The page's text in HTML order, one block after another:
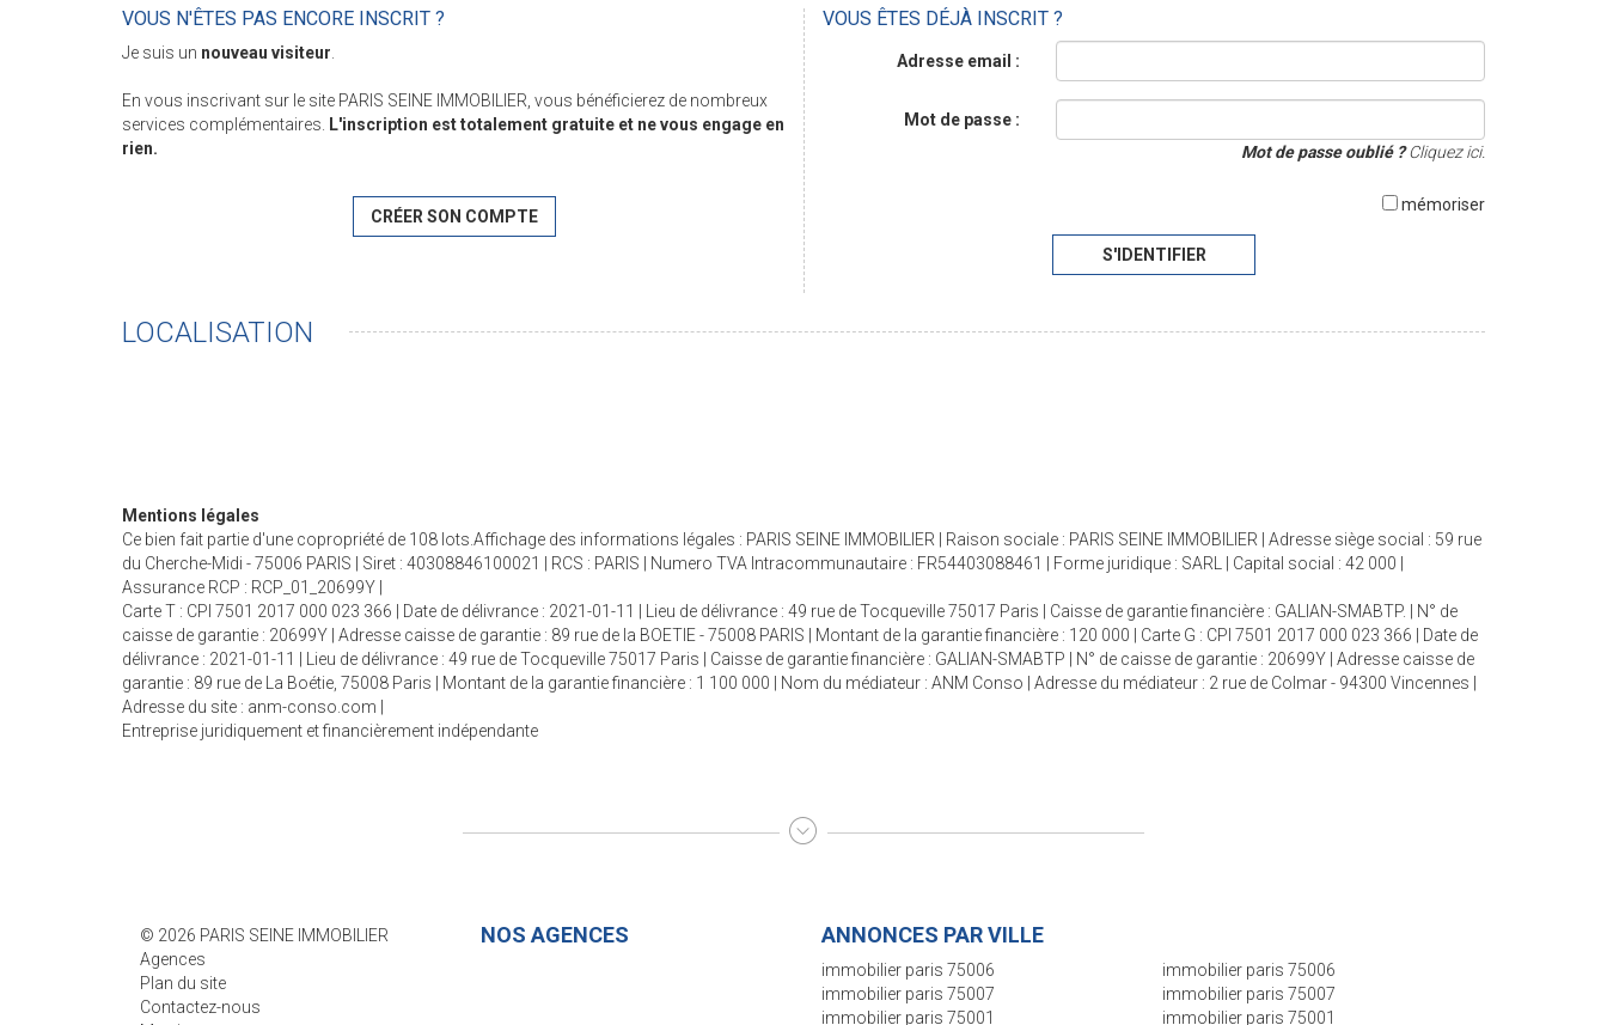
VOUS N'ÊTES PAS ENCORE INSCRIT ?
Je suis un nouveau visiteur.
En vous inscrivant sur le site PARIS SEINE IMMOBILIER, vous bénéficierez de nombreux
services complémentaires. L'inscription est totalement gratuite et ne vous engage en
rien.
CRÉER SON COMPTE
VOUS ÊTES DÉJÀ INSCRIT ?
Adresse email :
Mot de passe :
Mot de passe oublié ?Cliquez ici.
mémoriser
S'IDENTIFIER
LOCALISATION
Mentions légales
Ce bien fait partie d'une copropriété de 108 lots.Affichage des informations légales : PARIS SEINE IMMOBILIER | Raison sociale : PARIS SEINE IMMOBILIER | Adresse siège social : 59 rue
du Cherche-Midi - 75006 PARIS | Siret : 40308846100021 | RCS : PARIS | Numero TVA Intracommunautaire : FR54403088461 | Forme juridique : SARL | Capital social : 42 000 |
Assurance RCP : RCP_01_20699Y |
Carte T : CPI 7501 2017 000 023 366 | Date de délivrance : 2021-01-11 | Lieu de délivrance : 49 rue de Tocqueville 75017 Paris | Caisse de garantie financière : GALIAN-SMABTP. | N° de
caisse de garantie : 20699Y | Adresse caisse de garantie : 89 rue de la BOETIE - 75008 PARIS | Montant de la garantie financière : 120 000 | Carte G : CPI 7501 2017 000 023 366 | Date de
délivrance : 2021-01-11 | Lieu de délivrance : 49 rue de Tocqueville 75017 Paris | Caisse de garantie financière : GALIAN-SMABTP | N° de caisse de garantie : 20699Y | Adresse caisse de
garantie : 89 rue de La Boétie, 75008 Paris | Montant de la garantie financière : 1 100 000 | Nom du médiateur : ANM Conso | Adresse du médiateur : 2 rue de Colmar - 94300 Vincennes |
Adresse du site : anm-conso.com
Entreprise juridiquement et financièrement indépendante
© 2026 PARIS SEINE IMMOBILIER
Agences
Plan du site
Contactez-nous
NOS AGENCES ANNONCES PAR VILLE
immobilier paris 75006
immobilier paris 75007
immobilier paris 75001
immobilier paris 75006
immobilier paris 75007
immobilier paris 75001